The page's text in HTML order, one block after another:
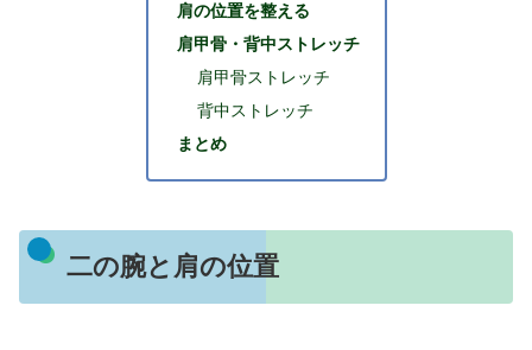
肩の位置を整える
肩甲骨・背中ストレッチ
肩甲骨ストレッチ
背中ストレッチ
まとめ
二の腕と肩の位置